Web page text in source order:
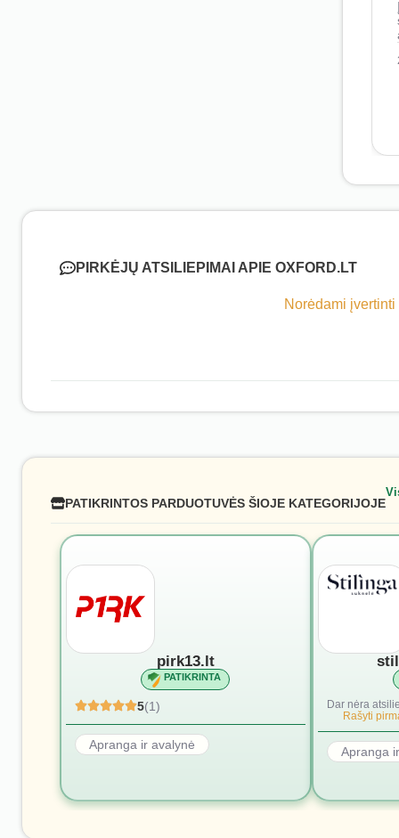
PIRKĖJŲ ATSILIEPIMAI APIE OXFORD.LT
Norėdami
PATIKRINTOS PARDUOTUVĖS ŠIOJE KATEGORIJOJE
pirk13.lt
PATIKRINTA
5(1)
Apranga ir avalynė
Dar nėra
Rašyti
Apranga